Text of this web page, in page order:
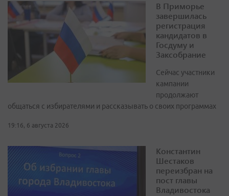
В Приморье
завершилась
регистрация
кандидатов в
Госдуму и
Заксобрание
Сейчас участники
кампании
продолжают
общаться с избирателями и рассказывать о своих программах
19:16, 6 августа 2026
Константин
Шестаков
переизбран на
пост главы
Владивостока